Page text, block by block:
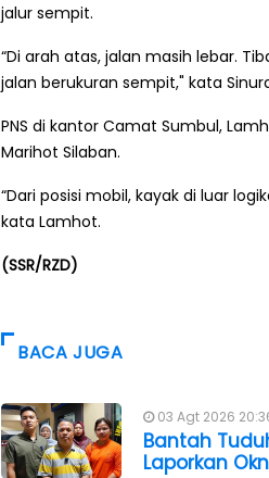
jalur sempit.
“Di arah atas, jalan masih lebar.
jalan berukuran sempit," kata
PNS di kantor Camat Sumbul,
Marihot Silaban.
“Dari posisi mobil, kayak di luar
kata Lamhot.
(SSR/RZD)
BACA JUGA
03 Agt 2026
Bantah
Laporkan